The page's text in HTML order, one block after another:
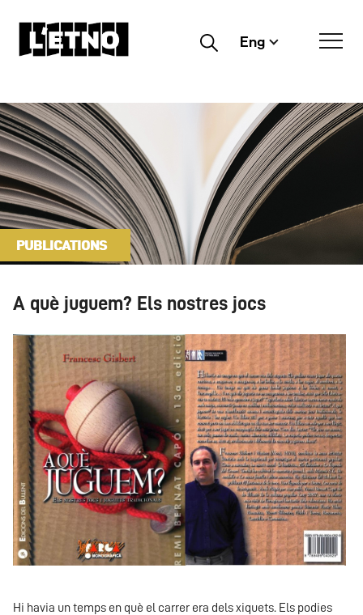
Buscar Eng
PUBLICATIONS
A què juguem? Els nostres jocs
Hi havia un temps en què el carrer era dels xiquets. Els podies